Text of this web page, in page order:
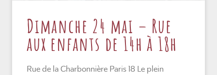
Dimanche 24 mai – Rue
aux enfants de 14h à 18h
Rue de la Charbonnière Paris 18 Le plein